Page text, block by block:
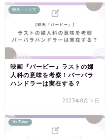
映画・ドラマ
映画『バービー』ラストの婦
人科の意味を考察！バーバラ
ハンドラーは実在する？
2023年8月14日
YouTuber